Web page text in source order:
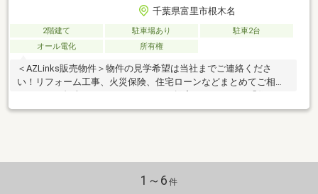
千葉県富里市根木名
2階建て 駐車場あり
駐車2台
オール電化
所有権
＜AZLinks販売物件＞物件の見学希望は当社までご連絡くださ
い！リフォーム工事、火災保険、住宅ローンなどまとめてご相談
購入相談」は年中受付！
1～6 件